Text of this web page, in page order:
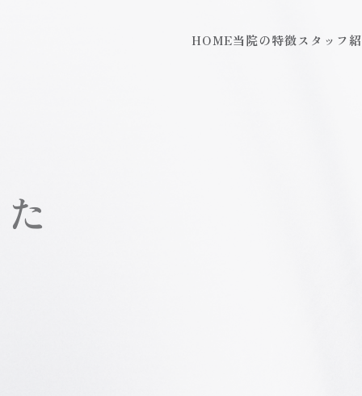
HOME当院の特徴スタッフ